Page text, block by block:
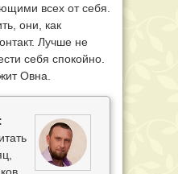
всех от себя.
они, как
Лучше не
себя спокойно.
Овна.